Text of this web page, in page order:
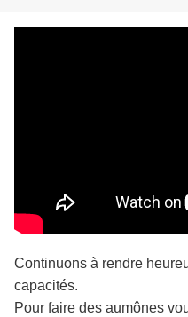
Continuons à rendre
capacités.
Pour faire des aumônes